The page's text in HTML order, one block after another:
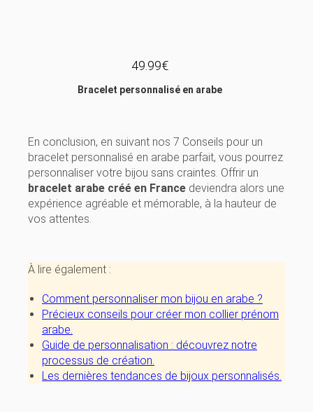
49.99€
Bracelet personnalisé en arabe
En conclusion, en suivant nos 7 Conseils pour un
bracelet personnalisé en arabe parfait, vous pourrez
personnaliser votre bijou sans craintes. Offrir un
bracelet arabe créé en France deviendra alors une
expérience agréable et mémorable, à la hauteur de
vos attentes.
À lire également :
Comment personnaliser mon bijou en arabe ?
Précieux conseils pour créer mon collier prénom
arabe.
Guide de personnalisation : découvrez notre
processus de création
Les dernières tendances de bijoux personnalisés